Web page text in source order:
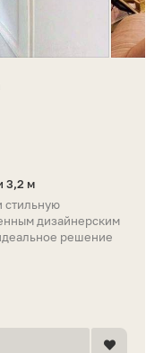
3,2 м
стильную
дизайнерским
решение